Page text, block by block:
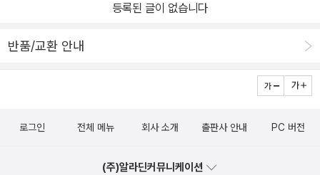
등록된 글이 없습니다
반품/교환 안내
로그인 전체 메뉴 회사 소개 출판사 안내 PC 버전
(주)알라딘커뮤니케이션